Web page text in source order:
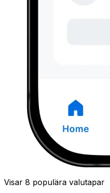
Visar 8 populära valutapar